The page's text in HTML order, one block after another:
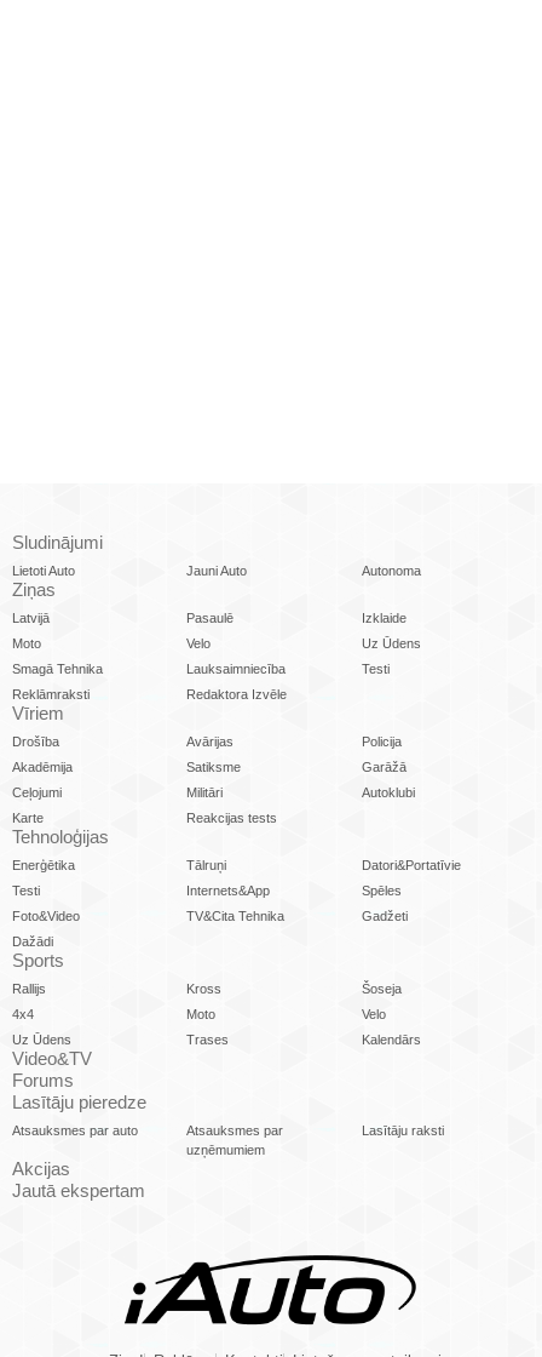
Sludinājumi
Lietoti Auto Jauni Auto Autonoma
Ziņas
Latvijā Pasaulē
Izklaide
Moto
Velo
Uz Ūdens
Smagā Tehnika
Lauksaimniecība
Testi
Reklāmraksti
Redaktora Izvēle
Vīriem
Drošība Avārijas
Policija
Akadēmija
Satiksme
Garāžā
Ceļojumi
Militāri
Autoklubi
Karte
Reakcijas tests
Tehnoloģijas
Enerģētika Tālruņi
Datori&Portatīvie
Testi
Internets&App
Spēles
Foto&Video
TV&Cita Tehnika
Gadžeti
Dažādi
Sports
Rallijs Kross
Šoseja
4x4
Moto
Velo
Uz Ūdens
Trases Kalendārs
Video&TV
Forums
Lasītāju pieredze
Atsauksmes par auto
Atsauksmes par
uzņēmumiem
Lasītāju raksti
Akcijas
Jautā ekspertam